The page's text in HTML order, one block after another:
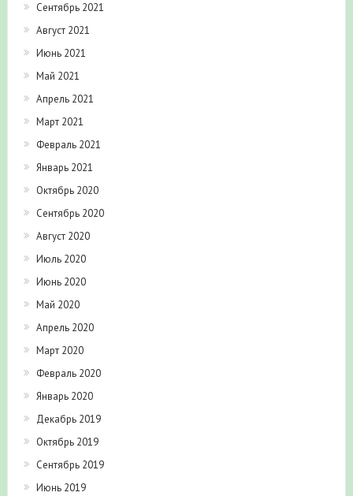
Сентябрь 2021
Август 2021
Июнь 2021
Май 2021
Апрель 2021
Март 2021
Февраль 2021
Январь 2021
Октябрь 2020
Сентябрь 2020
Август 2020
Июль 2020
Июнь 2020
Май 2020
Апрель 2020
Март 2020
Февраль 2020
Январь 2020
Декабрь 2019
Октябрь 2019
Сентябрь 2019
Июнь 2019